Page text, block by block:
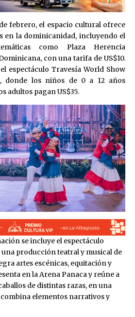
febrero, el espacio cultural ofrece
en la dominicanidad, incluyendo el
como Plaza Herencia
con una tarifa de US$10.
espectáculo Travesía World Show
donde los niños de 0 a 12 años
adultos pagan US$35.
se incluye el espectáculo
producción teatral y musical de
artes escénicas, equitación y
en la Arena Panaca y reúne a
de distintas razas, en una
combina elementos narrativos y